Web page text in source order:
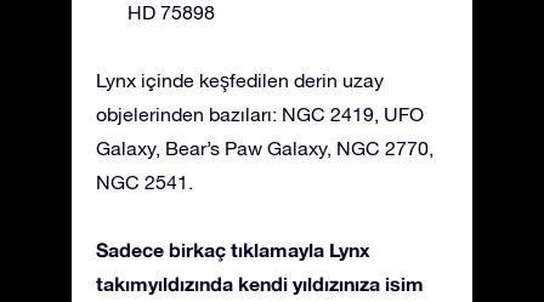
HD 75898
Lynx içinde keşfedilen derin uzay
objelerinden bazıları: NGC 2419, UFO
Galaxy, Bear’s Paw Galaxy, NGC 2770,
NGC 2541.
Sadece birkaç tıklamayla Lynx
takımyıldızında kendi yıldızınıza isim